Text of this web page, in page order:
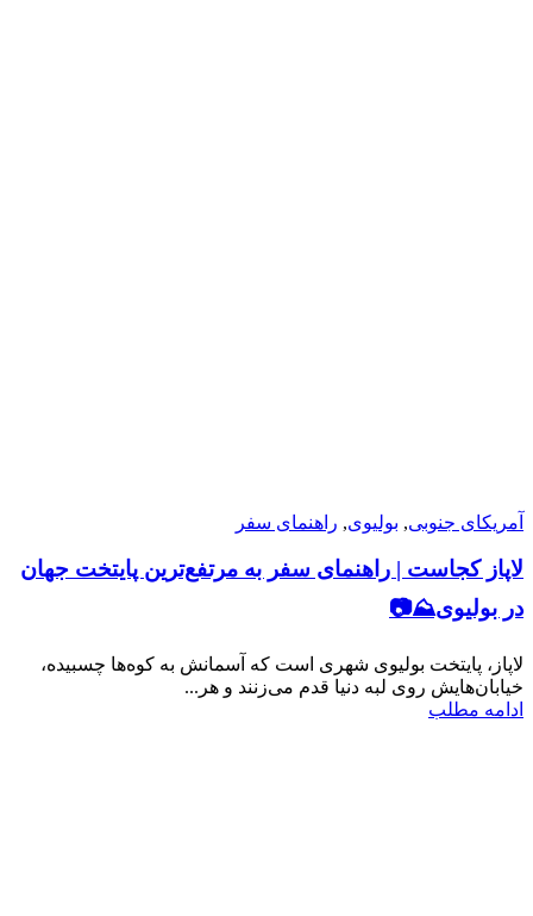
آمریکای جنوبی, بولیوی, راهنمای سفر
لاپاز کجاست | راهنمای سفر به مرتفع‌ترین پایتخت جهان
در بولیوی⛰📷
لاپاز، پایتخت بولیوی شهری است که آسمانش به کوه‌ها چسبیده،
خیابان‌هایش روی لبه‌ دنیا قدم می‌زنند و هر...
ادامه مطلب